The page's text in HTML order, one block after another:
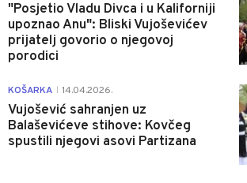
"Posjetio Vladu Divca i u Kaliforniji
upoznao Anu": Bliski Vujoševićev
prijatelj govorio o njegovoj
porodici
KOŠARKA 14.04.2026.
Vujošević sahranjen uz
Balaševićeve stihove: Kovčeg
spustili njegovi asovi Partizana